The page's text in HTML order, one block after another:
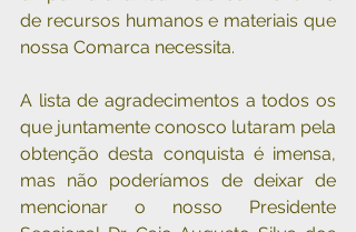
de recursos humanos e materiais que
nossa Comarca necessita.
A lista de agradecimentos a todos os
que juntamente conosco lutaram pela
obtenção desta conquista é imensa,
mas não poderíamos de deixar de
mencionar o nosso Presidente